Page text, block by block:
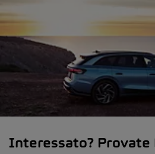
Interessato? Provate